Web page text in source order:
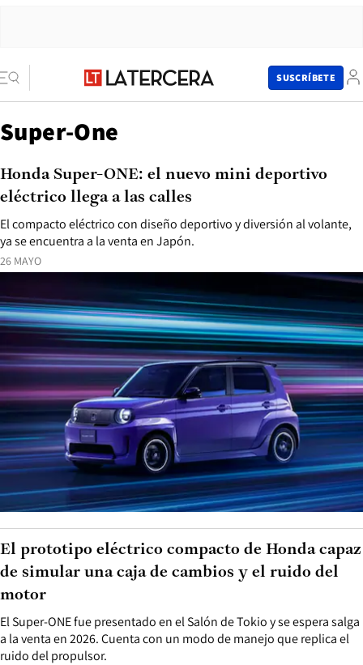
SUSCRÍBETE
Super-One
26 MAYO
El compacto eléctrico con diseño deportivo y diversión al volante,
ya se encuentra a la venta en Japón.
Honda Super-ONE: el nuevo mini deportivo
eléctrico llega a las calles
El Super-ONE fue presentado en el Salón de Tokio y se espera salga
a la venta en 2026. Cuenta con un modo de manejo que replica el
ruido del propulsor.
El prototipo eléctrico compacto de Honda capaz
de simular una caja de cambios y el ruido del
motor